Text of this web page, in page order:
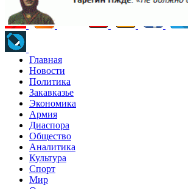
Главная
Новости
Политика
Закавказье
Экономика
Армия
Диаспора
Общество
Аналитика
Культура
Спорт
Мир